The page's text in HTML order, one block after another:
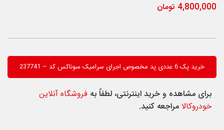
4,800,000 تومان
خرید پک 6 عددی پد مخصوص اجرای سرامیک سوناکس کد – 237741
برای مشاهده و خرید اینترنتی، لطفاً به فروشگاه آنلاین
خودروکالا مراجعه کنید.